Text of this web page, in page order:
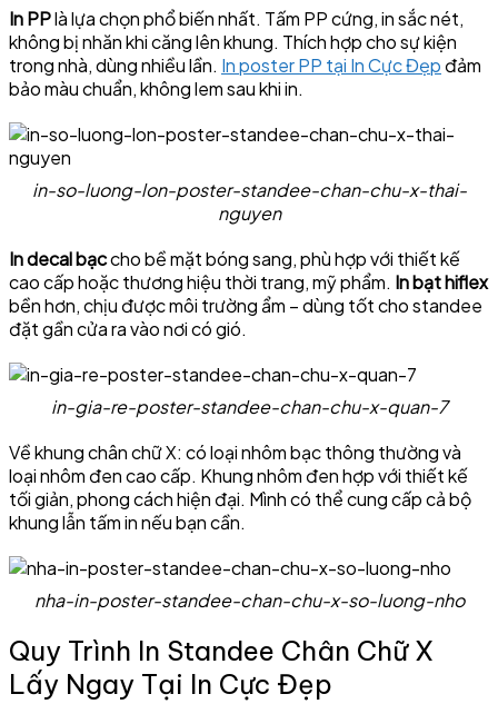
In PPlà lựa chọn phổ biến nhất. Tấm PP cứng, in sắc nét,
không bị nhăn khi căng lên khung. Thích hợp cho sự kiện
trong nhà, dùng nhiều lần. In poster PP tại In Cực Đẹp đảm
bảo màu chuẩn, không lem sau khi in.
in-so-luong-lon-poster-standee-chan-chu-x-thai-
nguyen
In decal bạccho bề mặt bóng sang, phù hợp với thiết kế
cao cấp hoặc thương hiệu thời trang, mỹ phẩm. In bạt hiflex
bền hơn, chịu được môi trường ẩm – dùng tốt cho standee
đặt gần cửa ra vào nơi có gió.
in-gia-re-poster-standee-chan-chu-x-quan-7
Về khung chân chữ X: có loại nhôm bạc thông thường và
loại nhôm đen cao cấp. Khung nhôm đen hợp với thiết kế
tối giản, phong cách hiện đại. Mình có thể cung cấp cả bộ
khung lẫn tấm in nếu bạn cần.
nha-in-poster-standee-chan-chu-x-so-luong-nho
Quy Trình In Standee Chân Chữ X
Lấy Ngay Tại In Cực Đẹp